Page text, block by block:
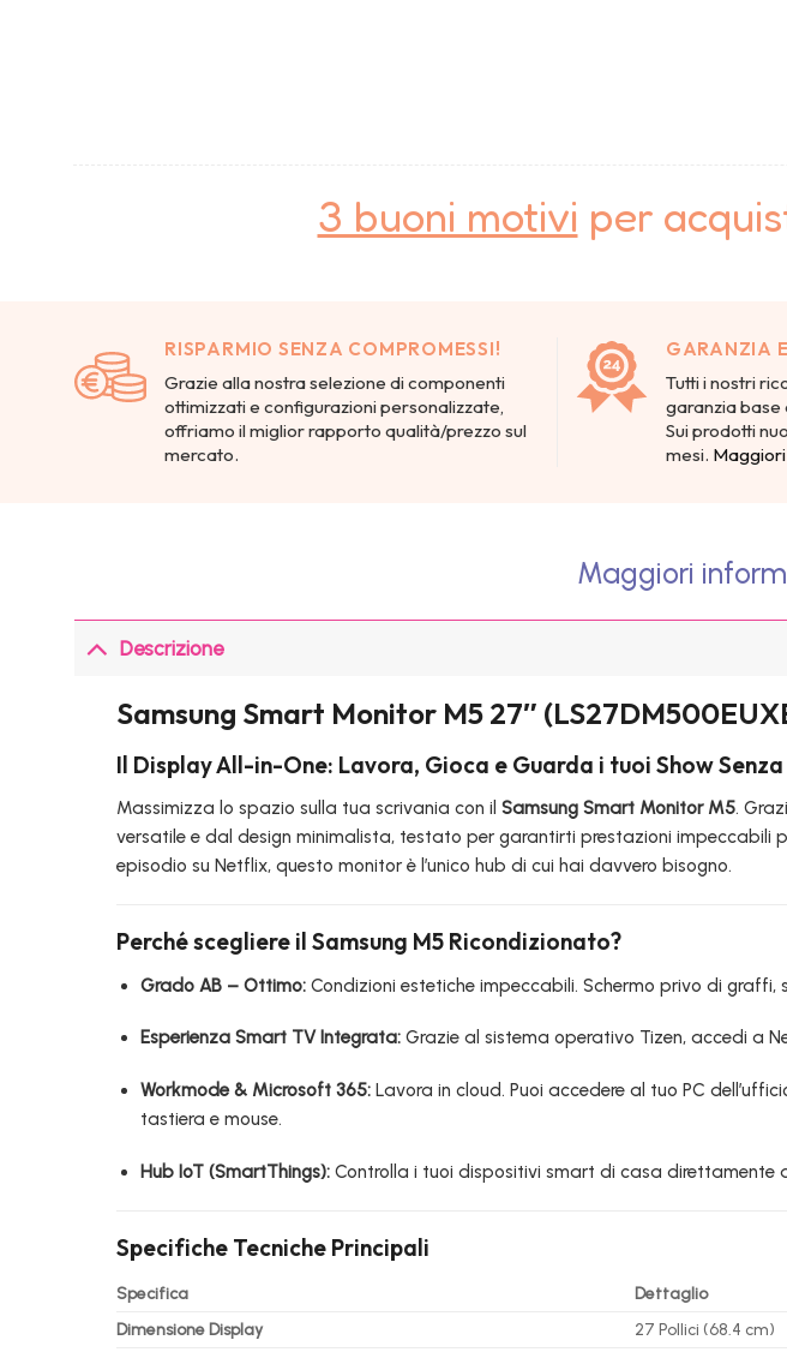
3 buoni motivi per
RISPARMIO SENZA COMPROMESSI!
Grazie alla nostra selezione di componenti
ottimizzati e configurazioni personalizzate,
offriamo il miglior rapporto qualità/prezzo sul
mercato.
GARANZIA
Tutti i nostri
garanzia base
Sui prodotti
mesi.
Maggiori
Descrizione
Samsung Smart Monitor M5 27″
Il Display All-in-One: Lavora, Gioca e Guarda i tuoi Show Senza
Massimizza lo spazio sulla tua scrivania con il Samsung Smart Monitor M5.
versatile e dal design minimalista, testato per garantirti prestazioni impeccabili
episodio su Netflix, questo monitor è l’unico hub di cui hai davvero bisogno.
Perché scegliere il Samsung M5 Ricondizionato?
Grado AB – Ottimo:Condizioni estetiche impeccabili. Schermo privo di
Esperienza Smart TV Integrata:Grazie al sistema operativo Tizen, accedi a
Workmode & Microsoft 365:Lavora in cloud. Puoi accedere al tuo PC
tastiera e mouse.
Hub IoT (SmartThings):Controlla i tuoi dispositivi smart di casa direttamente
Specifiche Tecniche Principali
Specifica
Dettaglio
Dimensione Display
27 Pollici (68.4 cm)